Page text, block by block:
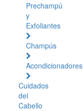
Prechampú
y
Exfoliantes
Champús
Acondicionadores
Cuidados
del
Cabello